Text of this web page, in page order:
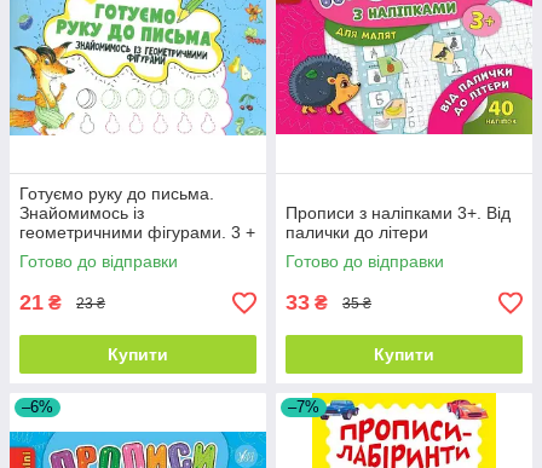
Готуємо руку до письма.
Знайомимось із
геометричними фігурами. 3 +
Готово до відправки
21 ₴ 23 ₴
Купити
Прописи з наліпками 3+. Від
палички до літери
Готово до відправки
33 ₴ 35 ₴
Купити
–6% –7%